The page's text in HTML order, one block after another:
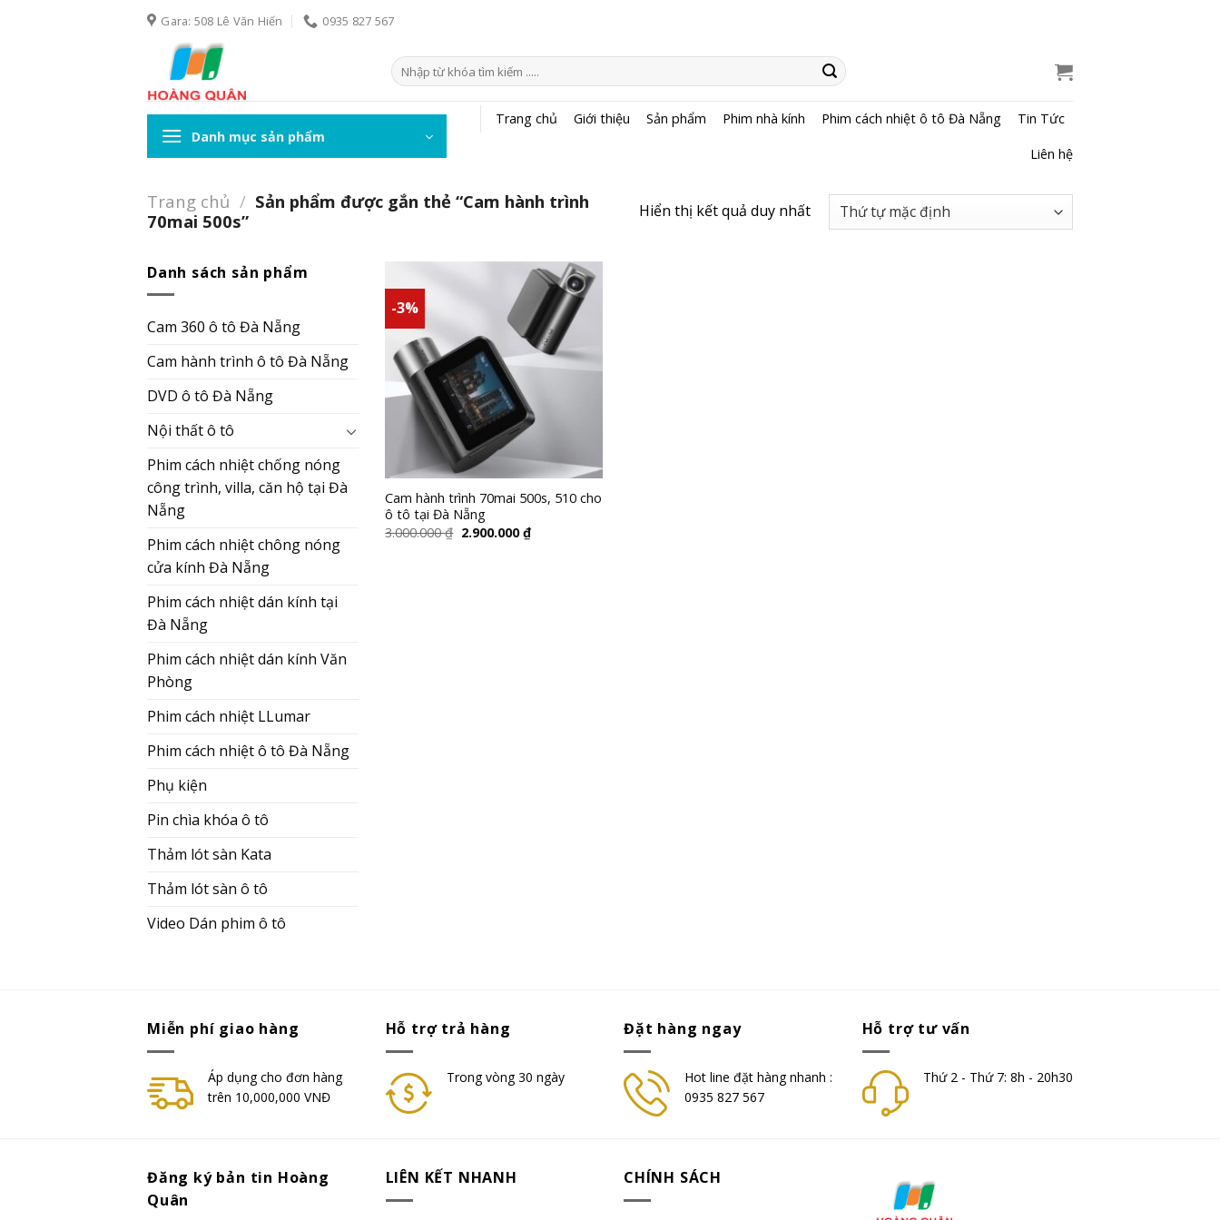
Gara: 508 Lê Văn Hiến 0935 827 567
Tìm
kiếm:
Danh mục sản phẩm
Trang chủ Giới thiệu Sản phẩm Phim nhà kính Phim cách nhiệt ô tô Đà Nẵng Tin Tức
Liên hệ
Trang chủ / Sản phẩm được gắn thẻ “Cam hành trình
70mai 500s”
Hiển thị kết quả duy nhất
Danh sách sản phẩm
Cam 360 ô tô Đà Nẵng
Cam hành trình ô tô Đà Nẵng
DVD ô tô Đà Nẵng
Nội thất ô tô
Phim cách nhiệt chống nóng
công trình, villa, căn hộ tại Đà
Nẵng
Phim cách nhiệt chông nóng
cửa kính Đà Nẵng
Phim cách nhiệt dán kính tại
Đà Nẵng
Phim cách nhiệt dán kính Văn
Phòng
Phim cách nhiệt LLumar
Phim cách nhiệt ô tô Đà Nẵng
Phụ kiện
Pin chìa khóa ô tô
Thảm lót sàn Kata
Thảm lót sàn ô tô
Video Dán phim ô tô
-3%
Add to
wishlist
Cam hành trình 70mai 500s, 510 cho
ô tô tại Đà Nẵng
3.000.000₫ 2.900.000₫
Miễn phí giao hàng
Áp dụng cho đơn hàng
trên 10,000,000 VNĐ
Hỗ trợ trả hàng
Trong vòng 30 ngày
Đặt hàng ngay
Hot line đặt hàng nhanh :
0935 827 567
Hỗ trợ tư vấn
Thứ 2 - Thứ 7: 8h - 20h30
Đăng ký bản tin Hoàng
Quân
LIÊN KẾT NHANH CHÍNH SÁCH